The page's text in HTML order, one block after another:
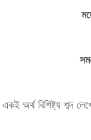
অর্থ বিশিষ্ট্য শব্দ